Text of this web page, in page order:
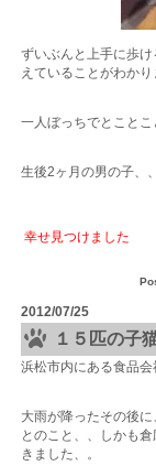
ずいぶんと上手に歩
えていることがわか
一人ぼっちでとこと
生後2ヶ月の男の子、
幸せ見つけました
2012/07/25
１５匹の子
浜松市内にある食品
大雨が降ったその後
とのこと、、しかも
きました、。